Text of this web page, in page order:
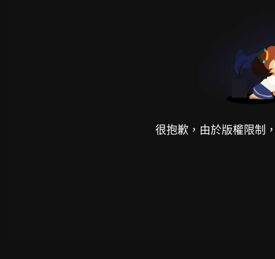
很抱歉，由於版權限制